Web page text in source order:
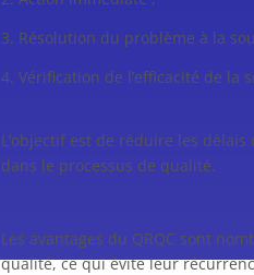
Résolution du problème à la
Vérification de l’efficacité de la
L’objectif est de réduire les
dans le processus de qualité.
Les avantages du QRQC sont
qualité, ce qui évite leur